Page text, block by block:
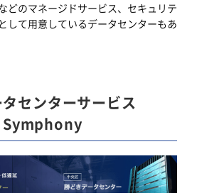
どのマネージドサービス、セキュリテ
して用意しているデータセンターもあ
センターサービス
Symphony